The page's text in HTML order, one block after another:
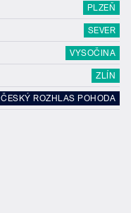
PLZEŇ
SEVER
VYSOČINA
ZLÍN
ČESKÝ ROZHLAS POHODA